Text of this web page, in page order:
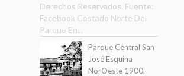
Derechos Reservados. Fuente:
Facebook Costado Norte Del
Parque En...
Parque Central San
José Esquina
NorOeste 1900,